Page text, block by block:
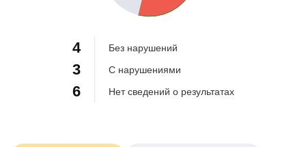
4
3
6
Без нарушений
С нарушениями
Нет сведений о результатах